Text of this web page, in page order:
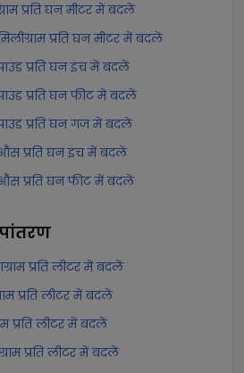
प्रति घन मीटर में बदलें
प्रति घन मीटर में बदलें
प्रति घन इंच में बदलें
प्रति घन फीट में बदलें
प्रति घन गज में बदलें
औंस प्रति घन इंच में बदलें
औंस प्रति घन फीट में बदलें
प्रति लीटर में बदलें
प्रति लीटर में बदलें
प्रति लीटर में बदलें
प्रति लीटर में बदलें